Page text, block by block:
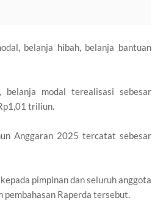
belanja hibah, belanja bantuan
belanja modal terealisasi sebesar
triliun.
Anggaran 2025 tercatat sebesar
pimpinan dan seluruh anggota
pembahasan Raperda tersebut.